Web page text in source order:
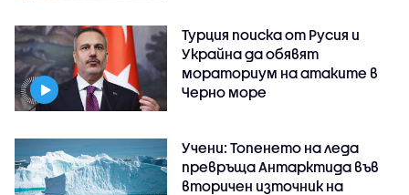
Турция поиска от Русия и
Украйна да обявят
мораториум на атаките в
Черно море
Учени: Топенето на леда
превръща Антарктида във
вторичен източник на